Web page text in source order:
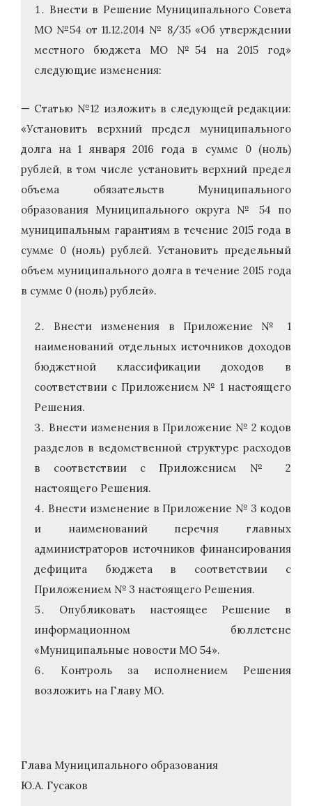
Внести в Решение Муниципального Совета
МО №54 от 11.12.2014 № 8/35 «Об утверждении
местного бюджета МО №54 на 2015 год»
следующие изменения:
— Статью №12 изложить в следующей редакции:
«Установить верхний предел муниципального
долга на 1 января 2016 года в сумме 0 (ноль)
рублей, в том числе установить верхний предел
объема обязательств Муниципального
образования Муниципального округа № 54 по
муниципальным гарантиям в течение 2015 года в
сумме 0 (ноль) рублей. Установить предельный
объем муниципального долга в течение 2015 года
в сумме 0 (ноль) рублей».
Внести изменения в Приложение № 1
наименований отдельных источников доходов
бюджетной классификации доходов в
соответствии с Приложением № 1 настоящего
Решения.
Внести изменения в Приложение № 2 кодов
разделов в ведомственной структуре расходов
в соответствии с Приложением № 2
настоящего Решения.
Внести изменение в Приложение № 3 кодов
и наименований перечня главных
администраторов источников финансирования
дефицита бюджета в соответствии с
Приложением № 3 настоящего Решения.
Опубликовать настоящее Решение в
информационном бюллетене
«Муниципальные новости МО 54».
Контроль за исполнением Решения
возложить на Главу МО.
Глава Муниципального образования
Ю.А. Гусаков